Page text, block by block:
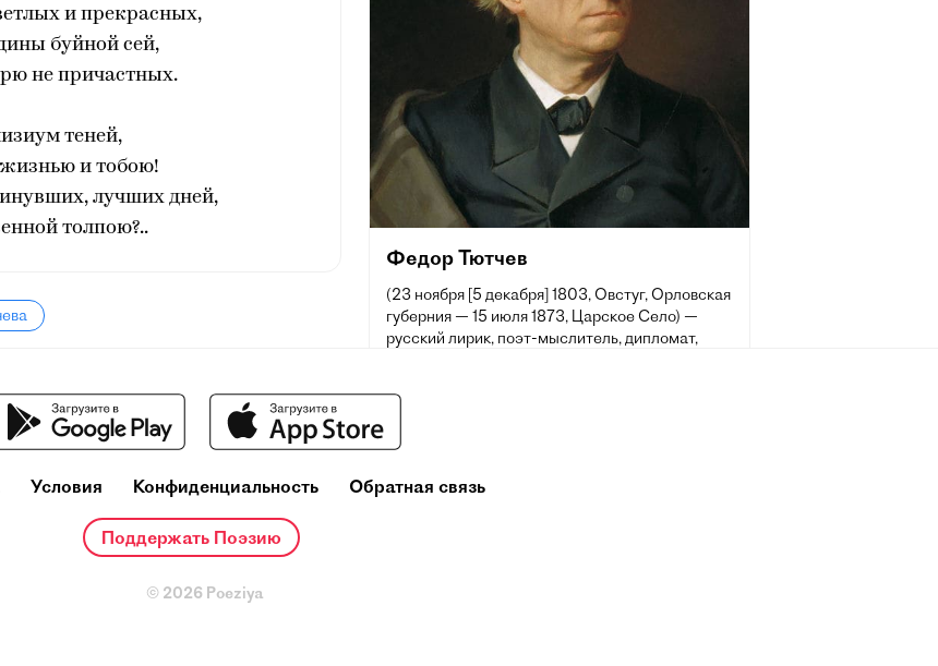
и прекрасных,
буйной сей,
не причастных.
теней,
и тобою!
лучших дней,
толпою?..
Федор Тютчев
(23 ноября [5 декабря] 1803, Овстуг, Орловская
губерния — 15 июля 1873, Царское Село) —
русский лирик, поэт-мыслитель, дипломат,
с 1857 года, тайный советник.
Условия Конфиденциальность Обратная связь
Поддержать Поэзию
© 2026 Poeziya